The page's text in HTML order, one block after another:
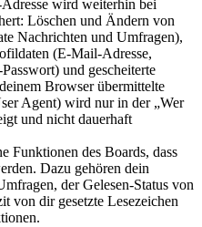
wird weiterhin bei
Löschen und Ändern von
Nachrichten und Umfragen),
(E-Mail-Adresse,
und gescheiterte
Browser übermittelte
Agent) wird nur in der „Wer
und nicht dauerhaft
Funktionen des Boards, dass
Dazu gehören dein
der Gelesen-Status von
von dir gesetzte Lesezeichen